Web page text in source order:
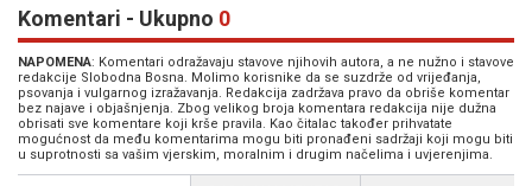
Komentari - Ukupno 0
NAPOMENA: Komentari odražavaju stavove njihovih autora, a ne nužno i stavove
redakcije Slobodna Bosna. Molimo korisnike da se suzdrže od vrijeđanja,
psovanja i vulgarnog izražavanja. Redakcija zadržava pravo da obriše komentar
bez najave i objašnjenja. Zbog velikog broja komentara redakcija nije dužna
obrisati sve komentare koji krše pravila. Kao čitalac također prihvatate
mogućnost da među komentarima mogu biti pronađeni sadržaji koji mogu biti
u suprotnosti sa vašim vjerskim, moralnim i drugim načelima i uvjerenjima.